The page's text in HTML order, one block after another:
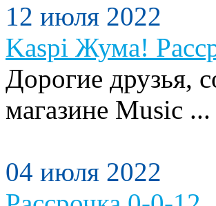
12 июля 2022
Kaspi Жума!
Дорогие друзья,
магазине Music ...
04 июля 2022